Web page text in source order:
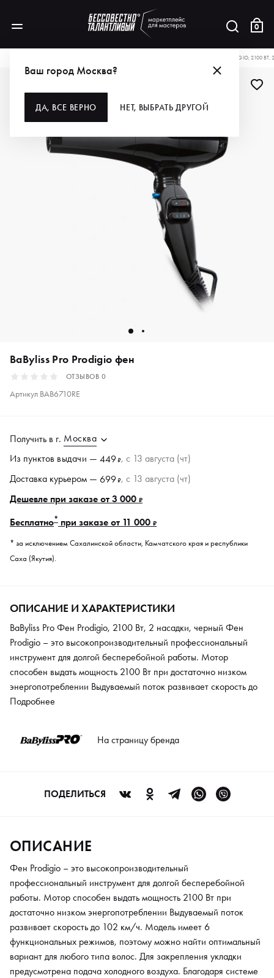
0
Ваш город Москва?
ДА, ВСЕ ВЕРНО НЕТ, ВЫБРАТЬ ДРУГОЙ
BABYLISS PRO ФЕН PRODIGIO, 2100
BaByliss Pro Prodigio фен
ОТЗЫВОВ 0
Артикул BAB6710RE
Получить в г. Москва
Из пунктов выдачи — 449₽, c 13 августа (чт)
Доставка курьером — 699₽, c 13 августа (чт)
Дешевле при заказе от 3 000 ₽
Бесплатно* при заказе от 11 000 ₽
* за исключением Сахалинской области, Камчатского края и республики
Саха (Якутия).
ОПИСАНИЕ И ХАРАКТЕРИСТИКИ
BaByliss Pro Фен Prodigio, 2100 Вт, 2 насадки, черный Фен
Prodigio – это высокопроизводительный профессиональный
инструмент для долгой бесперебойной работы. Мотор
способен выдать мощность 2100 Вт при достаточно низком
энергопотреблении Выдуваемый поток развивает скорость до
102 км/ч. Модель имеет 6 функциональных режимов, поэтому
воздуха. Благодаря системе фильтрации в мотор не будут
мышечное напряжение и усталость даже при длительной
работе. В комплект входят 2 насадки-концентратора,
Подробнее
На страницу бренда
ПОДЕЛИТЬСЯ
ОПИСАНИЕ
Фен Prodigio – это высокопроизводительный
профессиональный инструмент для долгой бесперебойной
работы. Мотор способен выдать мощность 2100 Вт при
достаточно низком энергопотреблении Выдуваемый поток
развивает скорость до 102 км/ч. Модель имеет 6
функциональных режимов, поэтому можно найти оптимальный
вариант для любого типа волос. Для закрепления укладки
предусмотрена подача холодного воздуха. Благодаря системе